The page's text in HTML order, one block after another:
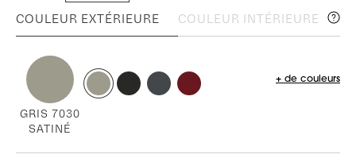
COULEUR EXTÉRIEURE COULEUR INTÉRIEURE
GRIS 7030
SATINÉ
+ de couleurs